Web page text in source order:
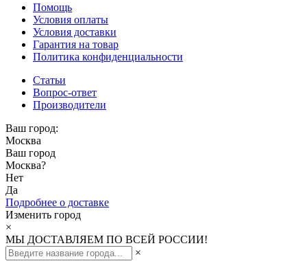
Помощь
Условия оплаты
Условия доставки
Гарантия на товар
Политика конфиденциальности
Статьи
Вопрос-ответ
Производители
Ваш город:
Москва
Ваш город
Москва?
Нет
Да
Подробнее о доставке
Изменить город
×
МЫ ДОСТАВЛЯЕМ ПО ВСЕЙ РОССИИ!
×